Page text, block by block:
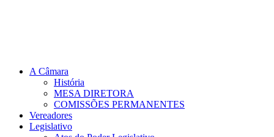
A Câmara
História
MESA DIRETORA
COMISSÕES PERMANENTES
Vereadores
Legislativo